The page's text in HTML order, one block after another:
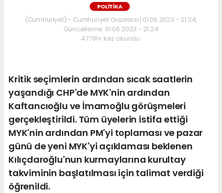
POLİTİKA
(Cumhuriyet) - Cumhuriyet Gazetesi | 01.06.2023 - 21:24,
Güncelleme: 01.06.2023 - 21:24
47791+ kez okundu.
Kritik seçimlerin ardından sıcak saatlerin
yaşandığı CHP'de MYK'nin ardından
Kaftancıoğlu ve İmamoğlu görüşmeleri
gerçekleştirildi. Tüm üyelerin istifa ettiği
MYK'nin ardından PM'yi toplaması ve pazar
günü de yeni MYK'yi açıklaması beklenen
Kılıçdaroğlu'nun kurmaylarına kurultay
takviminin başlatılması için talimat verdiği
öğrenildi.